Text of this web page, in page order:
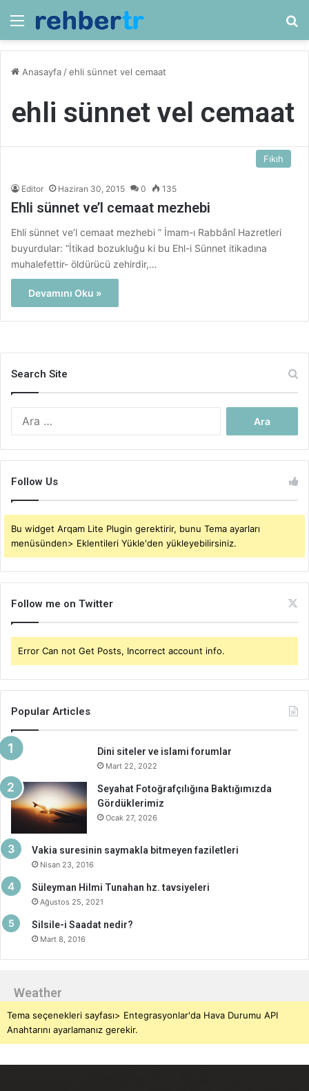
Menü
Anasayfa /ehli sünnet vel cemaat
ehli sünnet vel cemaat
Fıkıh
Editor Haziran 30, 2015 0 135
Ehli sünnet ve’l cemaat mezhebi
Ehli sünnet ve’l cemaat mezhebi ” İmam-ı Rabbânî Hazretleri
buyurdular: “İtikad bozukluğu ki bu Ehl-i Sünnet itikadına
muhalefettir- öldürücü zehirdir,…
Devamını Oku »
Search Site
Follow Us
Bu widget Arqam Lite Plugin gerektirir, bunu Tema ayarları
menüsünden> Eklentileri Yükle'den yükleyebilirsiniz.
Follow me on Twitter
Error Can not Get Posts, Incorrect account info.
Popular Articles
Dini siteler ve islami forumlar
Mart 22, 2022
Seyahat Fotoğrafçılığına Baktığımızda
Gördüklerimiz
Ocak 27, 2026
Vakia suresinin saymakla bitmeyen faziletleri
Nisan 23, 2016
Süleyman Hilmi Tunahan hz. tavsiyeleri
Ağustos 25, 2021
Silsile-i Saadat nedir?
Mart 8, 2016
Weather
Tema seçenekleri sayfası> Entegrasyonlar'da Hava Durumu API
Anahtarını ayarlamanız gerekir.